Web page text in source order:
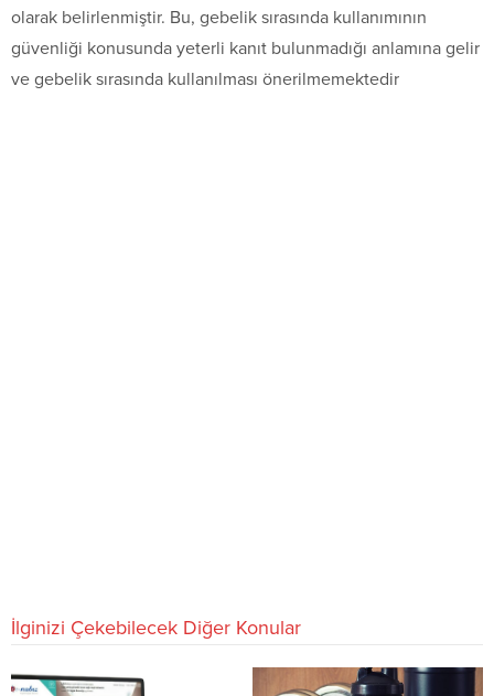
olarak belirlenmiştir. Bu, gebelik sırasında kullanımının
güvenliği konusunda yeterli kanıt bulunmadığı anlamına gelir
ve gebelik sırasında kullanılması önerilmemektedir
İlginizi Çekebilecek Diğer Konular